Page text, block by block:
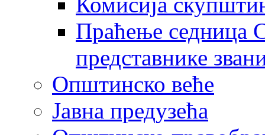
Праћење седница
представнике
Општинско веће
Јавна предузећа